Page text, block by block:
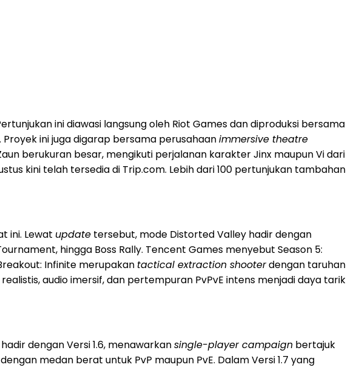
ini diawasi langsung oleh Riot Games dan diproduksi bersama
ini juga digarap bersama perusahaanimmersive theatre
berukuran besar, mengikuti perjalanan karakter Jinx maupun Vi dari
kini telah tersedia di Trip.com. Lebih dari 100 pertunjukan tambahan
ini. Lewat update tersebut, mode Distorted Valley hadir dengan
hingga Boss Rally. Tencent Games menyebut Season 5:
Infinite merupakan tactical extraction shooterdengan taruhan
audio imersif, dan pertempuran PvPvE intens menjadi daya tarik
dengan Versi 1.6, menawarkansingle-player campaign bertajuk
medan berat untuk PvP maupun PvE. Dalam Versi 1.7 yang